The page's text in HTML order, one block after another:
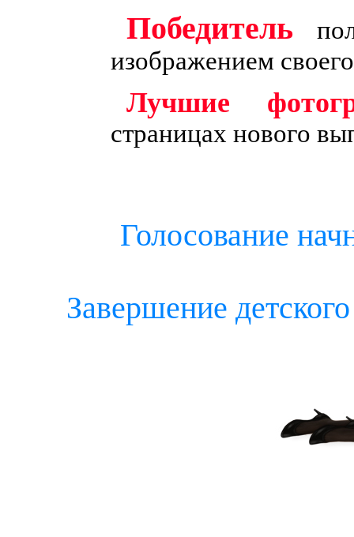
Победитель
изображением
Лучшие
страницах нового
Голосование
Завершение